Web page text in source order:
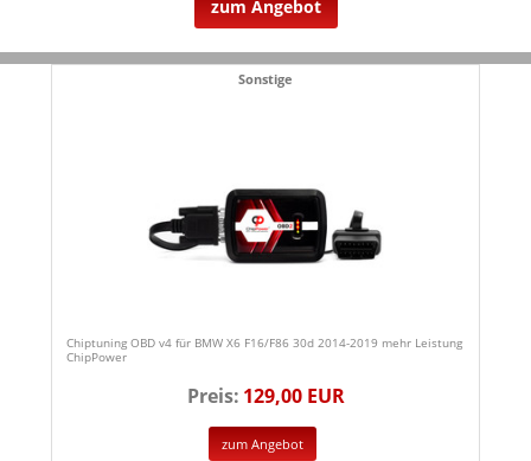
zum Angebot
Sonstige
Chiptuning OBD v4 für BMW X6 F16/F86 30d 2014-2019 mehr Leistung
ChipPower
Preis: 129,00 EUR
zum Angebot